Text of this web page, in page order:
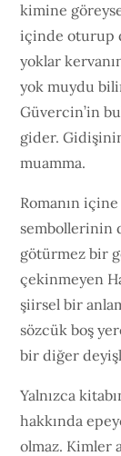
kimine
içinde oturup
yoklar
yok muydu
Güvercin’in
gider.
muamma.
Romanın
sembollerinin
götürmez bir
çekinmeyen
şiirsel bir
sözcük boş
bir diğer
Yalnızca
hakkında
olmaz. Kimler